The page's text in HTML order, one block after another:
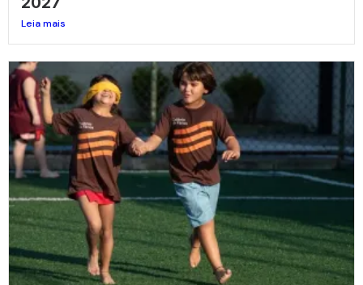
Leia mais